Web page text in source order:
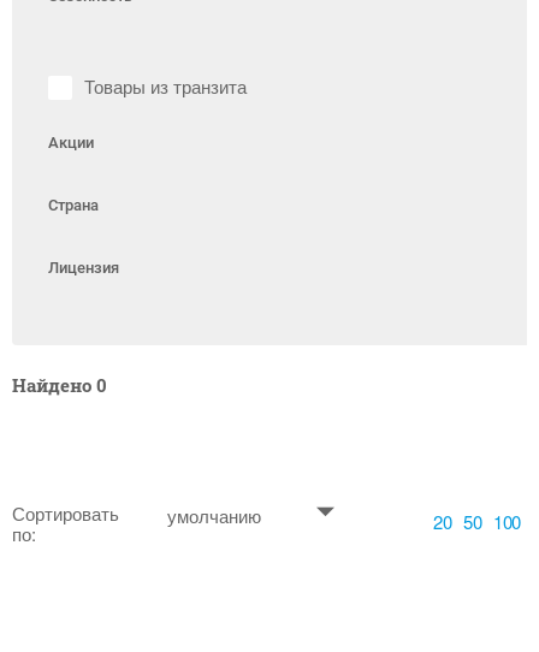
Товары из транзита
Акции
Страна
Лицензия
Найдено 0
Сортировать
по:
умолчанию 20 50 100